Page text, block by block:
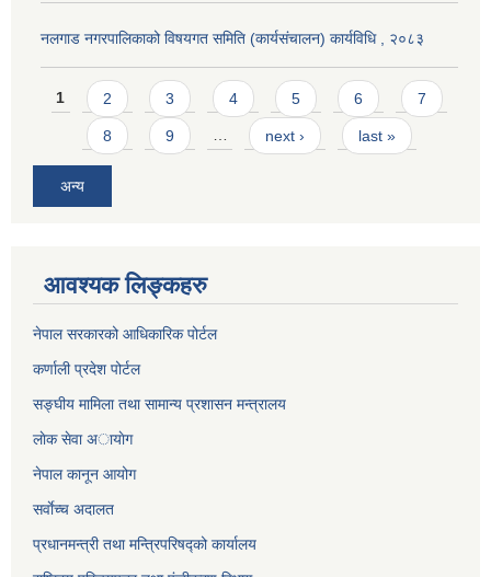
नलगाड नगरपालिकाको विषयगत समिति (कार्यसंचालन) कार्यविधि , २०८३
Pages
1 2 3 4 5 6 7
8 9 … next › last »
अन्य
आवश्यक लिङ्कहरु
नेपाल सरकारको आधिकारिक पोर्टल
कर्णाली प्रदेश पोर्टल
सङ्घीय मामिला तथा सामान्य प्रशासन मन्त्रालय
लाेक सेवा अायाेग
नेपाल कानून आयोग
सर्वाेच्च अदालत
प्रधानमन्त्री तथा मन्त्रिपरिषद्को कार्यालय